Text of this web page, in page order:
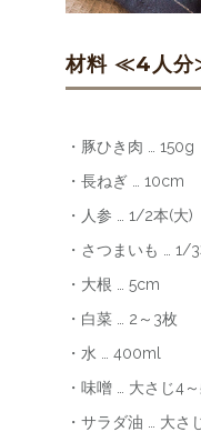
材料 ≪4人
・豚ひき肉 … 150g
・長ねぎ … 10cm
・人参 … 1/2本(大)
・さつまいも … 1/
・大根 … 5cm
・白菜 … 2～3枚
・水 … 400ml
・味噌 … 大さじ4
・サラダ油 … 大さ